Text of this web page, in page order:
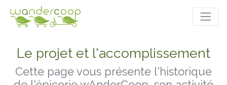
Le projet et l'accomplissement
Cette page vous présente l'historique